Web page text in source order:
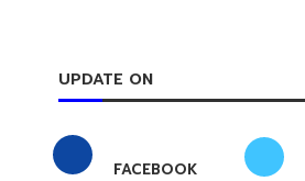
UPDATE ON
FACEBOOK